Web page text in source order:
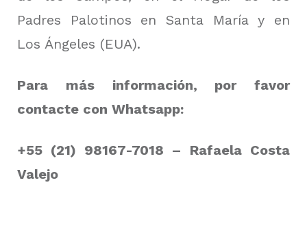
Padres Palotinos en Santa María y en
Los Ángeles (EUA).
Para más información, por favor
contacte con Whatsapp:
+55 (21) 98167-7018 – Rafaela Costa
Valejo